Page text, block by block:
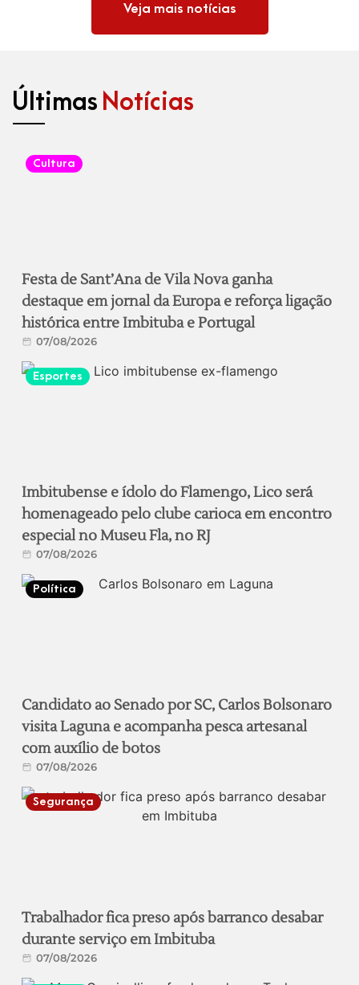
Veja mais notícias
Últimas Notícias
Cultura
Festa de Sant’Ana de Vila Nova ganha
destaque em jornal da Europa e reforça ligação
histórica entre Imbituba e Portugal
07/08/2026
Esportes
Imbitubense e ídolo do Flamengo, Lico será
homenageado pelo clube carioca em encontro
especial no Museu Fla, no RJ
07/08/2026
Política
Candidato ao Senado por SC, Carlos Bolsonaro
visita Laguna e acompanha pesca artesanal
com auxílio de botos
07/08/2026
Segurança
Trabalhador fica preso após barranco desabar
durante serviço em Imbituba
07/08/2026